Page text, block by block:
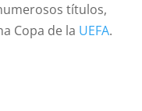
títulos,
Copa de la UEFA.